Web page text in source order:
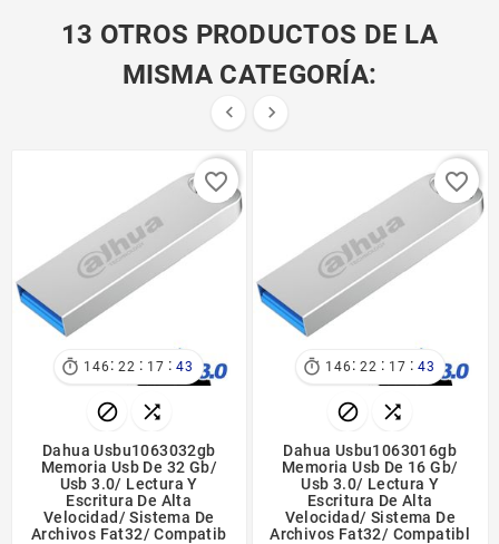
13 OTROS PRODUCTOS DE LA
MISMA CATEGORÍA:
 
 146 : 22 : 17 : 43
 
Dahua Usbu1063032gb
Memoria Usb De 32 Gb/
Usb 3.0/ Lectura Y
Escritura De Alta
Velocidad/ Sistema De
Archivos Fat32/ Compatib
favorite_border
 146 : 22 : 17 : 43
 
Dahua Usbu1063016gb
Memoria Usb De 16 Gb/
Usb 3.0/ Lectura Y
Escritura De Alta
Velocidad/ Sistema De
Archivos Fat32/ Compatibl
favorite_border